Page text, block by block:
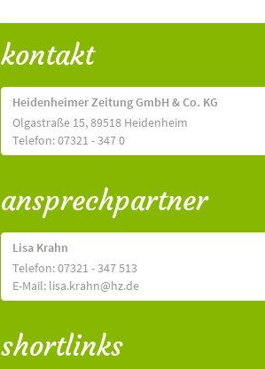
kontakt
Heidenheimer Zeitung GmbH & Co. KG
Olgastraße 15, 89518 Heidenheim
Telefon: 07321 - 347 0
ansprechpartner
Lisa Krahn
Telefon: 07321 - 347 513
E-Mail: lisa.krahn@hz.de
shortlinks